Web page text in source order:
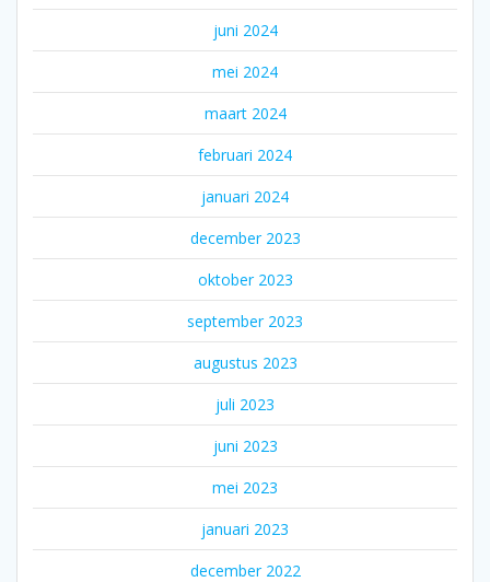
juni 2024
mei 2024
maart 2024
februari 2024
januari 2024
december 2023
oktober 2023
september 2023
augustus 2023
juli 2023
juni 2023
mei 2023
januari 2023
december 2022